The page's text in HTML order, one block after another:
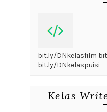
bit.ly/DNkelasfilm
bit.ly/DNkelaspuisi
Kelas